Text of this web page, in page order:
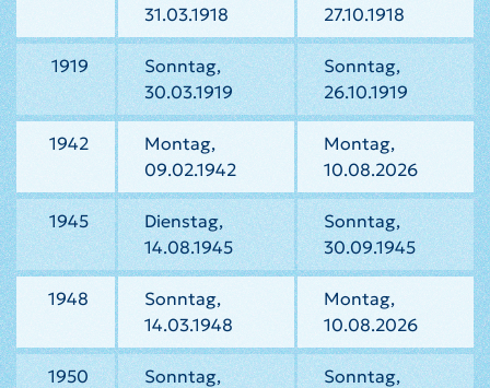
31.03.1918
27.10.1918
1919
Sonntag,
30.03.1919
Sonntag,
26.10.1919
1942
Montag,
09.02.1942
Montag,
10.08.2026
1945
Dienstag,
14.08.1945
Sonntag,
30.09.1945
1948
Sonntag,
14.03.1948
Montag,
10.08.2026
1950
Sonntag,
Sonntag,